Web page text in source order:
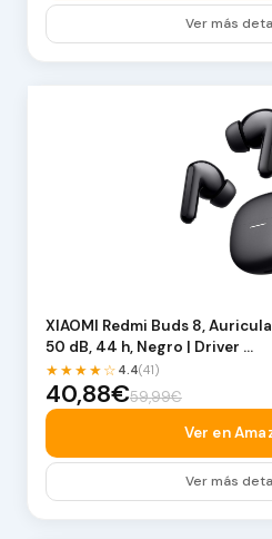
Ver más
XIAOMI Redmi Buds 8,
50 dB, 44 h, Negro | Driver …
★★★★☆ 4.4(41)
40,88€59,99€
Ver en
Ver más